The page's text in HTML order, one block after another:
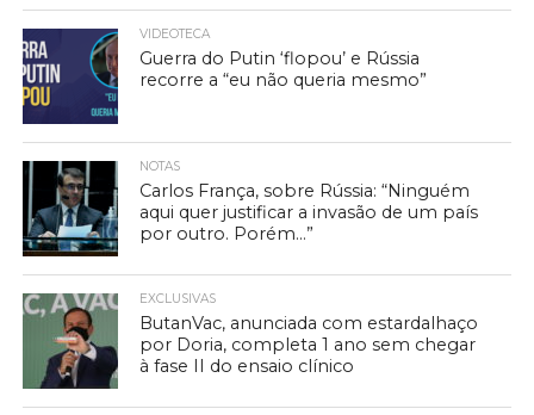
VIDEOTECA
Guerra do Putin ‘flopou’ e Rússia
recorre a “eu não queria mesmo”
NOTAS
Carlos França, sobre Rússia: “Ninguém
aqui quer justificar a invasão de um país
por outro. Porém…”
EXCLUSIVAS
ButanVac, anunciada com estardalhaço
por Doria, completa 1 ano sem chegar
à fase II do ensaio clínico